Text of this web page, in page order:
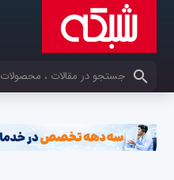
کلمات کلیدی خود را وارد کنید